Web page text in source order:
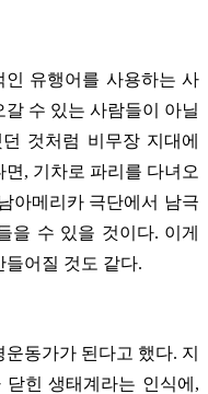
인 유행어를 사용하는 사
수 있는 사람들이 아닐
것처럼 비무장 지대에
, 기차로 파리를 다녀오
아메리카 극단에서 남극
을 수 있을 것이다. 이게
어질 것도 같다.
동가가 된다고 했다. 지
힌 생태계라는 인식에,